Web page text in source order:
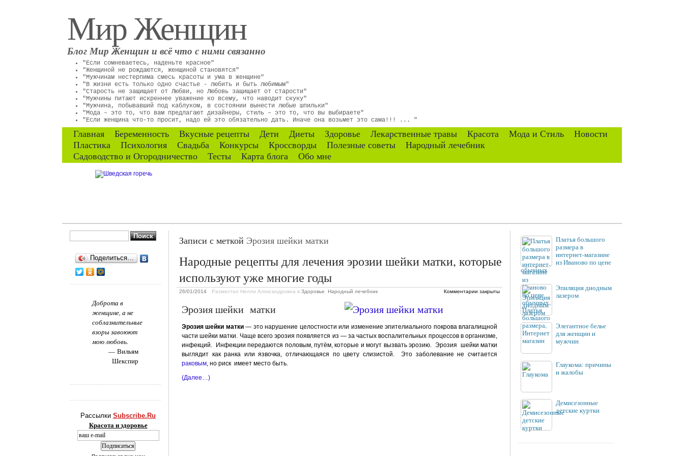
Мир Женщин
Блог Мир Женщин и всё что с ними связанно
"Если сомневаетесь, наденьте красное"
"Женщиной не рождаются, женщиной становятся"
"Мужчинам нестерпима смесь красоты и ума в женщине"
"В жизни есть только одно счастье - любить и быть любимым"
"Старость не защищает от Любви, но Любовь защищает от старости"
"Мужчины питают искреннее уважение ко всему, что наводит скуку"
"Мужчина, побывавший под каблуком, в состоянии вынести любые шпильки"
"Мода – это то, что вам предлагают дизайнеры, стиль – это то, что вы выбираете"
"Если женщина что-то просит, надо ей это обязательно дать. Иначе она возьмет это сама!!! ... "
Главная Беременность Вкусные рецепты Дети Диеты Здоровье Лекарственные травы Красота Мода и Стиль
Новости
Пластика
Психология Свадьба Конкурсы Кроссворды Полезные советы
Народный лечебник
Садоводство и Огородничество
Тесты Карта блога Обо мне
Записи с меткой Эрозия шейки матки
Народные рецепты для лечения эрозии шейки матки, которые
используют уже многие годы
26/01/2014 Разместил Нелли Александровна в Здоровье Народный лечебник Комментарии закрыты
Эрозия шейки матки
Эрозия шейки матки— это нарушение целостности или изменение эпителиального покрова влагалищной
части шейки матки. Чаще всего эрозия появляется из — за частых воспалительных процессов в организме,
инфекций. Инфекции передаются половым, путём, которые и могут вызвать эрозию. Эрозия шейки матки
выглядит как ранка или язвочка, отличающаяся по цвету слизистой. Это заболевание не считается
раковым, но риск имеет место быть.
(Далее…)
Поделиться…
Доброта в
женщине, а не
соблазнительные
взоры завоюют
мою любовь.
Вильям
Шекспир
Рассылки Subscribe.Ru
Красота и здоровье
Платья большого
размера в
интернет-магазине
из Иваново по цене
обычных
Эпиляция диодным
лазером
Элегантное белье
для женщин и
мужчин
Глаукома: причины
и жалобы
Демисезонные
детские куртки